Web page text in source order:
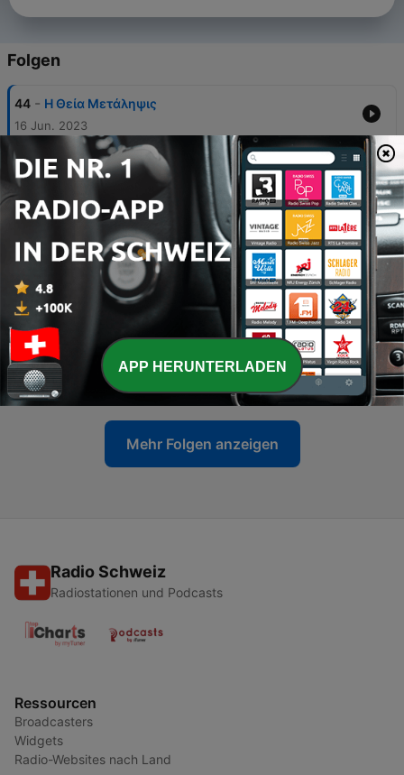
Folgen
44 - Η Θεία Μετάληψις
16 Jun. 2023
43 - Η πνευματική πατρότητα κατά τον Απόστολο
Παύλο
Άγιος Μάξιμος ο Γραικός - Από τη Μονή
Βατοπαιδίου στη Ρωσία
22 Feb. 2022
41 - Ομιλία στο Πανεπιστήμιο Κύπρου (5/11/2007)
18 Jan. 2022
40 - Η ζώσα σχέση
07 Dez. 2021
Mehr Folgen anzeigen
Radio Schweiz
Radiostationen und Podcasts
Ressourcen
Broadcasters
Widgets
Radio-Websites nach Land
APP HERUNTERLADEN